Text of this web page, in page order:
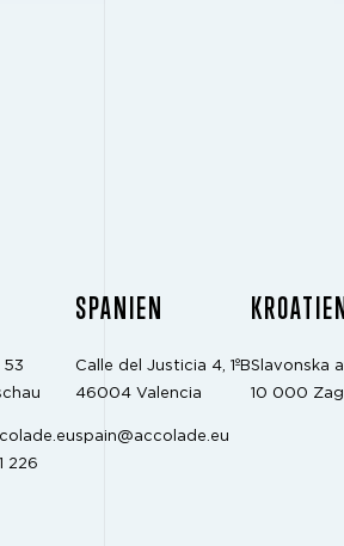
53
226
SPANIEN
Calle del Justicia 4, 1ºB
46004 Valencia
spain@accolade.eu
Slavonska
10 000